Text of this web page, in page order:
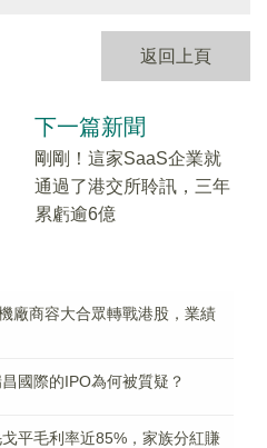
返回上頁
下一篇新聞
剛剛！這家SaaS企業就
通過了港交所聆訊，三年
累虧逾6億
廠商容大合眾轉戰港股，業績
國際的IPO為何被質疑？
平毛利率近85%，家族分紅賺